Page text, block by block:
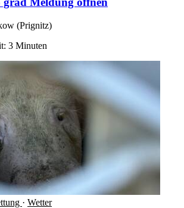
(Prignitz)
3 Minuten
· Wetter